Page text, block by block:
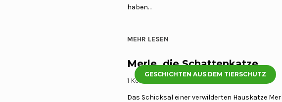
haben…
MEHR LESEN
GESCHICHTEN AUS DEM TIERSCHUTZ
Merle, die Schattenkatze
1 Kommentar
Das Schicksal einer verwilderten Hauskatze